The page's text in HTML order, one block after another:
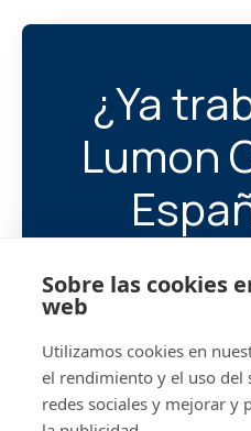
Sobre las cookies
web
Utilizamos cookies en
el rendimiento y el uso
redes sociales y mejorar y
¿Ya
Lumon
próximo
@lumon.com